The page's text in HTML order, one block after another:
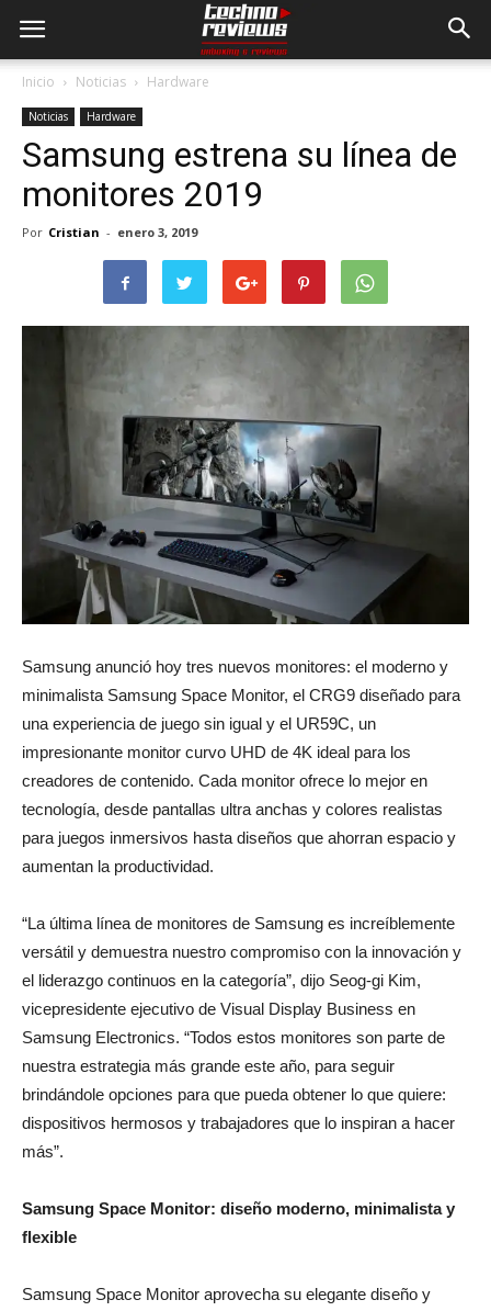
Inicio Noticias Hardware
Noticias Hardware
Samsung estrena su línea de
monitores 2019
Por Cristian - enero 3, 2019
Samsung anunció hoy tres nuevos monitores: el moderno y
minimalista Samsung Space Monitor, el CRG9 diseñado para
una experiencia de juego sin igual y el UR59C, un
impresionante monitor curvo UHD de 4K ideal para los
creadores de contenido. Cada monitor ofrece lo mejor en
tecnología, desde pantallas ultra anchas y colores realistas
para juegos inmersivos hasta diseños que ahorran espacio y
aumentan la productividad.
“La última línea de monitores de Samsung es increíblemente
versátil y demuestra nuestro compromiso con la innovación y
el liderazgo continuos en la categoría”, dijo Seog-gi Kim,
vicepresidente ejecutivo de Visual Display Business en
Samsung Electronics. “Todos estos monitores son parte de
nuestra estrategia más grande este año, para seguir
brindándole opciones para que pueda obtener lo que quiere:
dispositivos hermosos y trabajadores que lo inspiran a hacer
más”.
Samsung Space Monitor: diseño moderno, minimalista y
flexible
Samsung Space Monitor aprovecha su elegante diseño y